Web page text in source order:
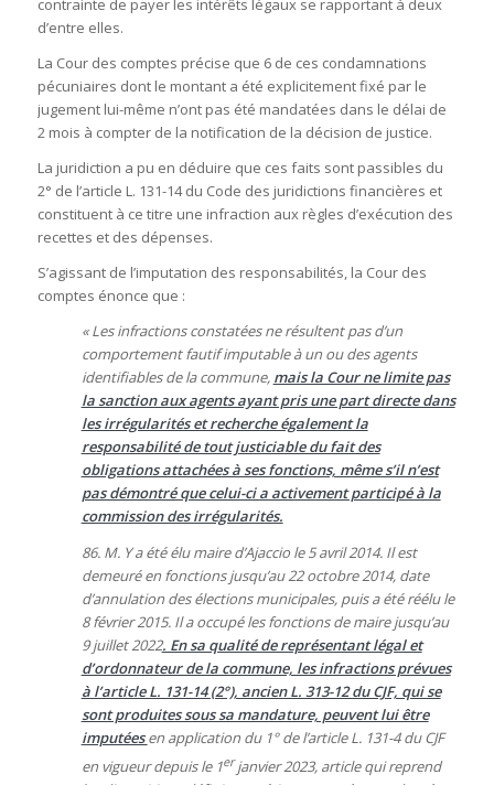
contrainte de payer les intérêts légaux se rapportant à deux
d’entre elles.
La Cour des comptes précise que 6 de ces condamnations
pécuniaires dont le montant a été explicitement fixé par le
jugement lui-même n’ont pas été mandatées dans le délai de
2 mois à compter de la notification de la décision de justice.
La juridiction a pu en déduire que ces faits sont passibles du
2° de l’article L. 131-14 du Code des juridictions financières et
constituent à ce titre une infraction aux règles d’exécution des
recettes et des dépenses.
S’agissant de l’imputation des responsabilités, la Cour des
comptes énonce que :
« Les infractions constatées ne résultent pas d’un
comportement fautif imputable à un ou des agents
identifiables de la commune, mais la Cour ne limite pas
la sanction aux agents ayant pris une part directe dans
les irrégularités et recherche également la
responsabilité de tout justiciable du fait des
obligations attachées à ses fonctions, même s’il n’est
pas démontré que celui-ci a activement participé à la
commission des irrégularités.
86. M. Y a été élu maire d’Ajaccio le 5 avril 2014. Il est
demeuré en fonctions jusqu’au 22 octobre 2014, date
d’annulation des élections municipales, puis a été réélu le
8 février 2015. Il a occupé les fonctions de maire jusqu’au
9 juillet 2022. En sa qualité de représentant légal et
d’ordonnateur de la commune, les infractions prévues
à l’article L. 131-14 (2°), ancien L. 313-12 du CJF, qui se
sont produites sous sa mandature, peuvent lui être
imputéesen application du 1° de l’article L. 131-4 du CJF
en vigueur depuis le 1erjanvier 2023, article qui reprend